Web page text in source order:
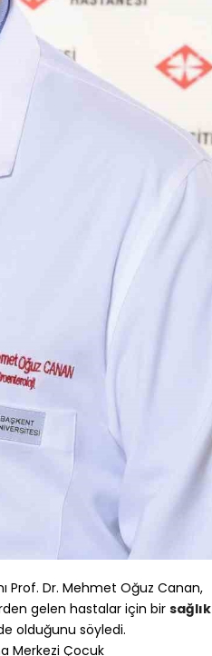
Prof. Dr. Mehmet Oğuz Canan,
gelen hastalar için birsağlık
olduğunu söyledi.
Merkezi Çocuk